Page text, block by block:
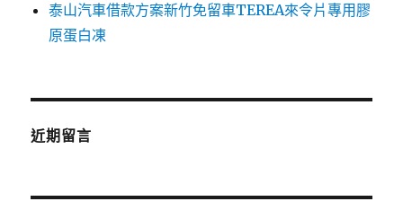
泰山汽車借款方案新竹免留車TEREA來令片專用膠
原蛋白凍
近期留言